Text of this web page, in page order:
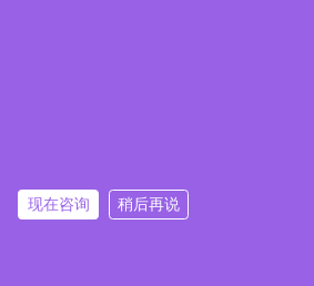
现在咨询 稍后再说